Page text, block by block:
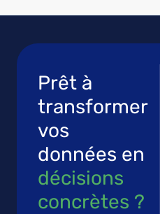
Prêt à
transformer
vos
données en
décisions
concrètes ?​​